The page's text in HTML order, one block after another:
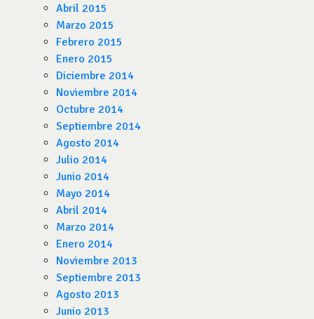
Abril 2015
Marzo 2015
Febrero 2015
Enero 2015
Diciembre 2014
Noviembre 2014
Octubre 2014
Septiembre 2014
Agosto 2014
Julio 2014
Junio 2014
Mayo 2014
Abril 2014
Marzo 2014
Enero 2014
Noviembre 2013
Septiembre 2013
Agosto 2013
Junio 2013